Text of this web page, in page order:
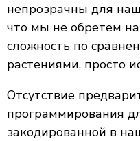
непрозрачны для
что мы не обретем
сложность по
растениями, просто
Отсутствие
программирования
закодированной в